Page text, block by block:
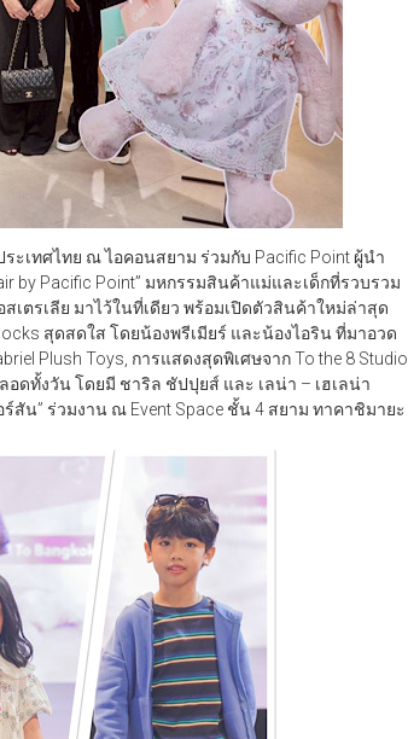
เทศไทย ณ ไอคอนสยาม ร่วมกับ Pacific Point ผู้นำ
by Pacific Point” มหกรรมสินค้าแม่และเด็กที่รวบรวม
เตรเลีย มาไว้ในที่เดียว พร้อมเปิดตัวสินค้าใหม่ล่าสุด
สุดสดใส โดยน้องพรีเมียร์ และน้องไอริน ที่มาอวด
Plush Toys, การแสดงสุดพิเศษจาก To the 8 Studio
ดทั้งวัน โดยมี ชาริล ชัปปุยส์ และ เลน่า – เฮเลน่า
ร์สัน” ร่วมงาน ณ Event Space ชั้น 4 สยาม ทาคาชิมายะ